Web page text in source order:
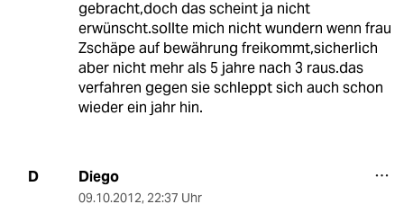
gebracht,doch das scheint ja nicht
erwünscht.sollte mich nicht wundern wenn frau
Zschäpe auf bewährung freikommt,sicherlich
aber nicht mehr als 5 jahre nach 3 raus.das
verfahren gegen sie schleppt sich auch schon
wieder ein jahr hin.
D Diego
09.10.2012, 22:37 Uhr